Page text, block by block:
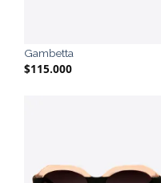
Gambetta
$115.000